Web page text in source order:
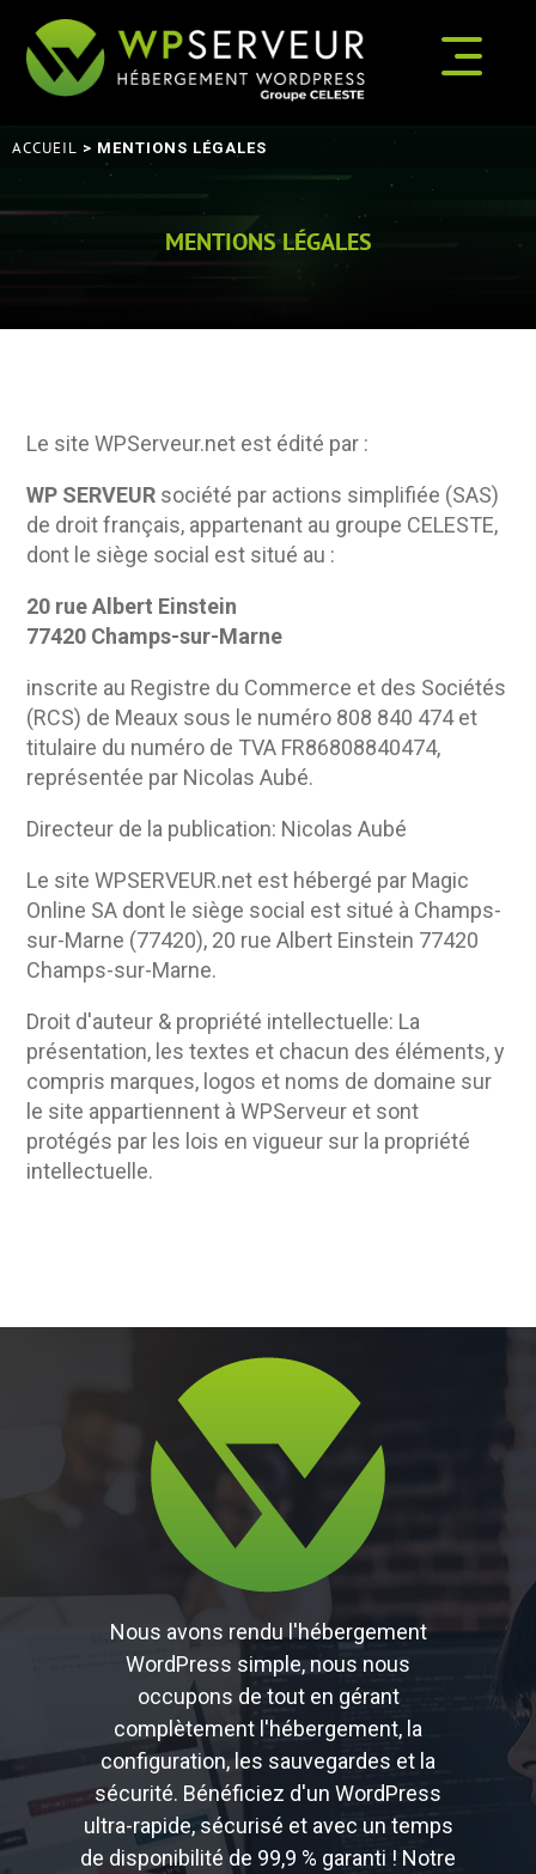
ACCUEIL > MENTIONS LÉGALES
MENTIONS LÉGALES
Le site WPServeur.net est édité par :
WP SERVEUR société par actions simplifiée (SAS)
de droit français, appartenant au groupe CELESTE,
dont le siège social est situé au :
20 rue Albert Einstein
77420 Champs-sur-Marne
inscrite au Registre du Commerce et des Sociétés
(RCS) de Meaux sous le numéro 808 840 474 et
titulaire du numéro de TVA FR86808840474,
représentée par Nicolas Aubé.
Directeur de la publication: Nicolas Aubé
Le site WPSERVEUR.net est hébergé par Magic
Online SA dont le siège social est situé à Champs-
sur-Marne (77420), 20 rue Albert Einstein 77420
Champs-sur-Marne.
Droit d'auteur & propriété intellectuelle: La
présentation, les textes et chacun des éléments, y
compris marques, logos et noms de domaine sur
le site appartiennent à WPServeur et sont
protégés par les lois en vigueur sur la propriété
intellectuelle.
Nous avons rendu l'hébergement
WordPress simple, nous nous
occupons de tout en gérant
complètement l'hébergement, la
configuration, les sauvegardes et la
sécurité. Bénéficiez d'un WordPress
ultra-rapide, sécurisé et avec un temps
de disponibilité de 99,9 % garanti ! Notre